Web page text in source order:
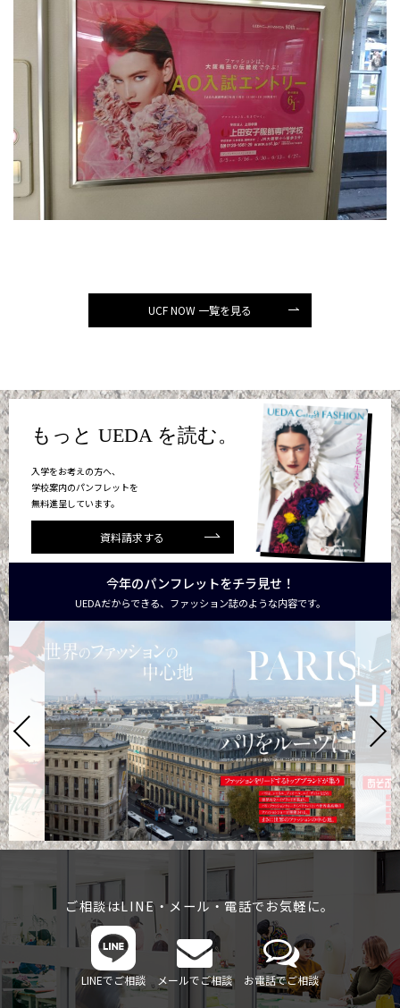
UCF NOW 一覧を見る
もっと UEDA を読む。
入学をお考えの方へ、
学校案内のパンフレットを
無料進呈しています。
資料請求する
今年のパンフレットをチラ見せ！
UEDAだからできる、ファッション誌のような内容です。
ご相談はLINE・メール・電話でお気軽に。
LINEでご相談 メールでご相談 お電話でご相談